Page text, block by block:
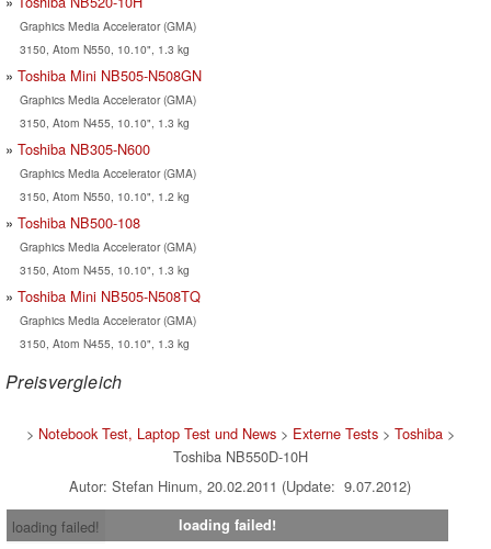
Graphics Media Accelerator (GMA)
3150, Atom N550, 10.10", 1.3 kg
Toshiba Mini NB505-N508GN
Graphics Media Accelerator (GMA)
3150, Atom N455, 10.10", 1.3 kg
Toshiba NB305-N600
Graphics Media Accelerator (GMA)
3150, Atom N550, 10.10", 1.2 kg
Toshiba NB500-108
Graphics Media Accelerator (GMA)
3150, Atom N455, 10.10", 1.3 kg
Toshiba Mini NB505-N508TQ
Graphics Media Accelerator (GMA)
3150, Atom N455, 10.10", 1.3 kg
Preisvergleich
> Notebook Test, Laptop Test und News> Externe Tests> Toshiba>
Toshiba NB550D-10H
Autor: Stefan Hinum, 20.02.2011 (Update: 9.07.2012)
loading failed!
loading failed!